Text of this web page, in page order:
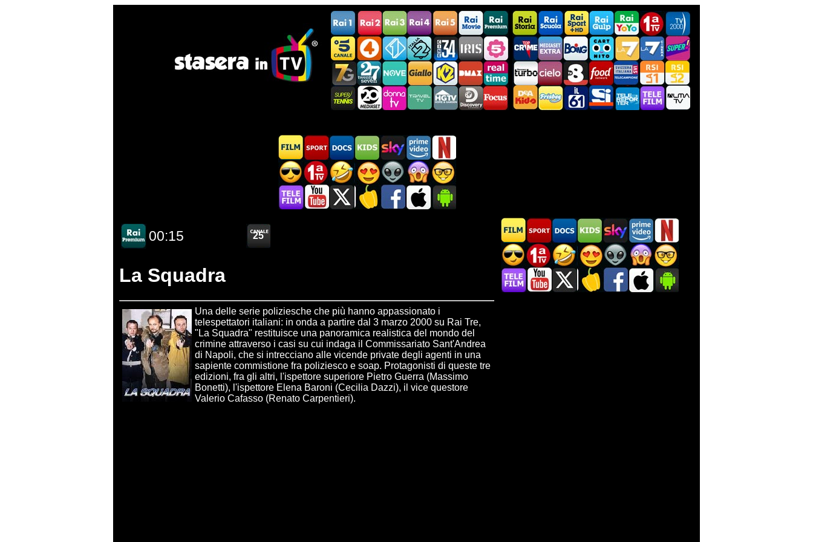
La Squadra
Una delle serie poliziesche che più hanno appassionato i
telespettatori italiani: in onda a partire dal 3 marzo 2000 su Rai Tre,
"La Squadra" restituisce una panoramica realistica del mondo del
crimine attraverso i casi su cui indaga il Commissariato Sant'Andrea
di Napoli, che si intrecciano alle vicende private degli agenti in una
sapiente commistione fra poliziesco e soap. Protagonisti di queste tre
edizioni, fra gli altri, l'ispettore superiore Pietro Guerra (Massimo
Bonetti), l'ispettore Elena Baroni (Cecilia Dazzi), il vice questore
Valerio Cafasso (Renato Carpentieri).